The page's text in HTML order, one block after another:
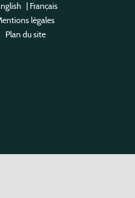
| Français
légales
Plan du site